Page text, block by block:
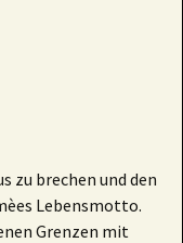
zu brechen und den
Lebensmotto.
Grenzen mit